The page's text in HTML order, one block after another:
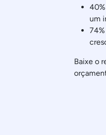
um
Baixe o